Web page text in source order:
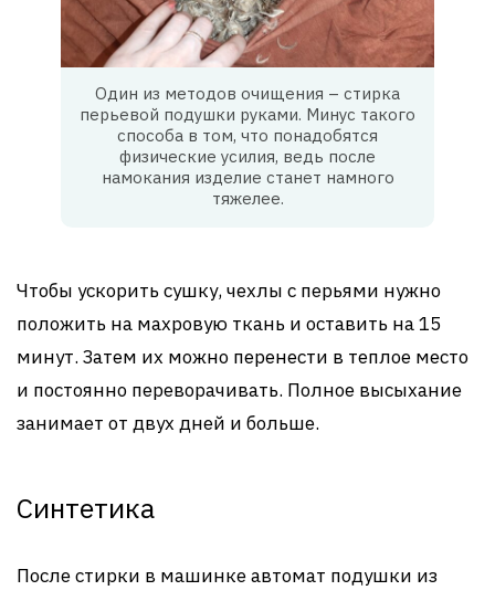
Один из методов очищения – стирка
перьевой подушки руками. Минус такого
способа в том, что понадобятся
физические усилия, ведь после
намокания изделие станет намного
тяжелее.
Чтобы ускорить сушку, чехлы с перьями нужно
положить на махровую ткань и оставить на 15
минут. Затем их можно перенести в теплое место
и постоянно переворачивать. Полное высыхание
занимает от двух дней и больше.
Синтетика
После стирки в машинке автомат подушки из